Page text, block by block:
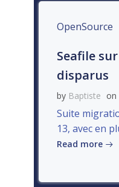
OpenSource
Seafile
disparus
by Baptiste on
Suite
13, avec en
Read more